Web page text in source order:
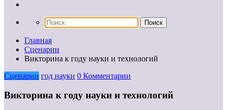
Главная
Сценарии
Викторина к году науки и технологий
Сценарии год науки 0 Комментарии
Викторина к году науки и технологий